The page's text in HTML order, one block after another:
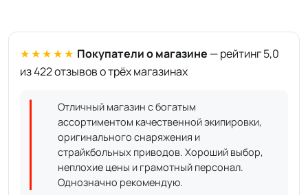
★★★★★ Покупатели о магазине — рейтинг 5,0
из 422 отзывов о трёх магазинах
Отличный магазин с богатым
ассортиментом качественной экипировки,
оригинального снаряжения и
страйкбольных приводов. Хороший выбор,
неплохие цены и грамотный персонал.
Однозначно рекомендую.